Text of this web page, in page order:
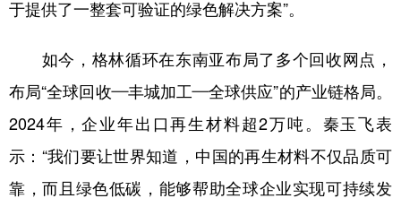
于提供了一整套可验证的绿色解决方案”。
如今，格林循环在东南亚布局了多个回收网点，
布局“全球回收—丰城加工—全球供应”的产业链格局。
2024年，企业年出口再生材料超2万吨。秦玉飞表
示：“我们要让世界知道，中国的再生材料不仅品质可
靠，而且绿色低碳，能够帮助全球企业实现可持续发